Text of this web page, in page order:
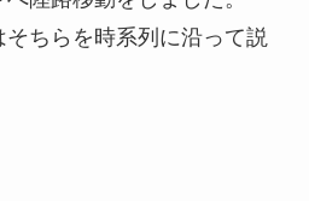
ちらを時系列に沿って説